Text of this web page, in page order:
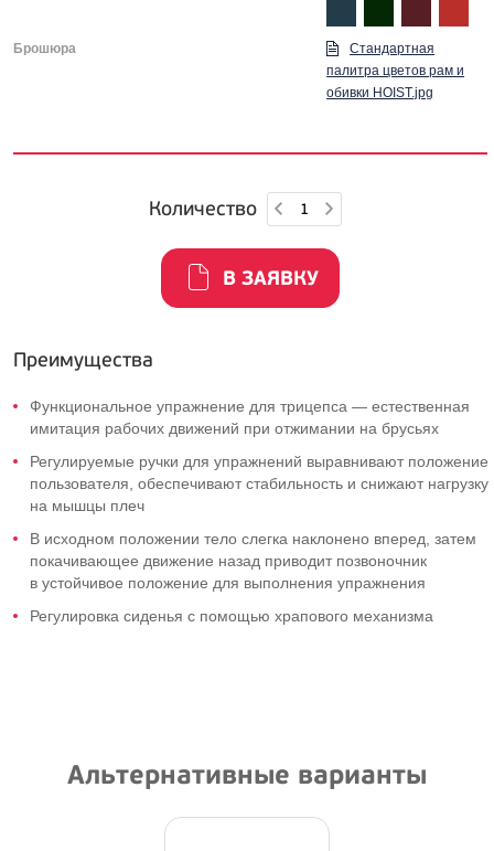
Брошюра
Стандартная
палитра цветов рам и
обивки HOIST.jpg
Количество
В ЗАЯВКУ
Преимущества
Функциональное упражнение для трицепса — естественная
имитация рабочих движений при отжимании на брусьях
Регулируемые ручки для упражнений выравнивают положение
пользователя, обеспечивают стабильность и снижают нагрузку
на мышцы плеч
В исходном положении тело слегка наклонено вперед, затем
покачивающее движение назад приводит позвоночник
в устойчивое положение для выполнения упражнения
Регулировка сиденья с помощью храпового механизма
Альтернативные варианты